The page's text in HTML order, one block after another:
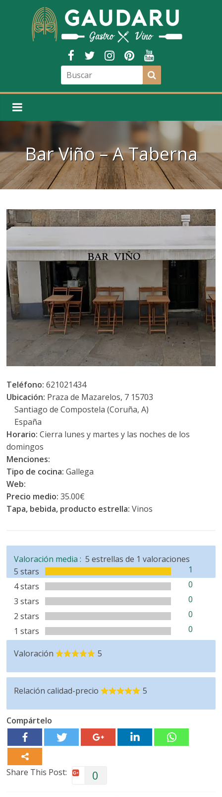
Bar Viño – A Taberna
Teléfono:621021434
Ubicación: Praza de Mazarelos, 7 15703
Santiago de Compostela (Coruña, A)
España
Horario:Cierra lunes y martes y las noches de los
domingos
Menciones:
Tipo de cocina:Gallega
Web:
Precio medio:35.00€
Tapa, bebida, producto estrella:Vinos
Valoración media :
5 stars
1
4 stars
0
3 stars
0
2 stars
0
1 stars
0
5 estrellas de 1 valoraciones
Valoración 5
Relación calidad-precio 5
Compártelo
Share This Post: 0